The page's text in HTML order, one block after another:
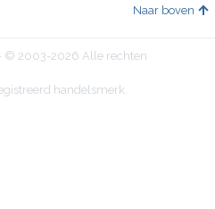
Naar boven
© 2003-2026 Alle rechten
handelsmerk.